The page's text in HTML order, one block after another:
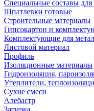
Специальные составы
Шпатлевки готовые
Строительные материалы
Гипсокартон и
Комплектующие для
Листовой материал
Профиль
Изоляционные материалы
Гидроизоляция,
Утеплители,
Сухие смеси
Алебастр
Затирка